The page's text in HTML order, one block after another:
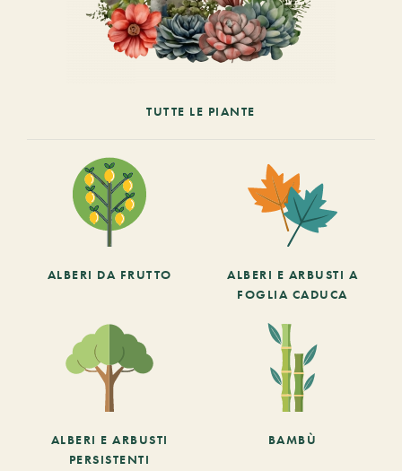
TUTTE LE PIANTE
ALBERI DA FRUTTO
ALBERI E ARBUSTI A
FOGLIA CADUCA
ALBERI E ARBUSTI
PERSISTENTI
BAMBÙ